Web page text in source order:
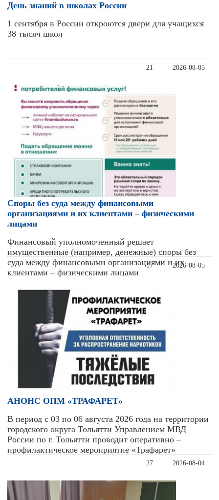
День знаний в школах России
1 сентября в России откроются двери для учащихся
38 тысяч школ
2026-08-05
21
Cпоры без суда между финансовыми
организациями и их клиентами – физическими
лицами
Финансовый уполномоченный решает
имущественные (например, денежные) споры без
суда между финансовыми организациями и их
клиентами – физическими лицами
2026-08-05
17
АНОНС ОПМ «ТРАФАРЕТ»
В период с 03 по 06 августа 2026 года на территории
городского округа Тольятти Управлением МВД
России по г. Тольятти проводит оперативно –
профилактическое мероприятие «Трафарет»
2026-08-04
27